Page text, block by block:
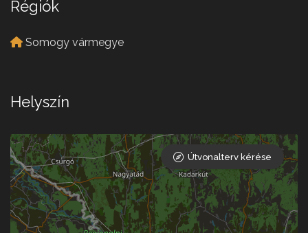
Régiók
Somogy vármegye
Helyszín
Útvonalterv kérése